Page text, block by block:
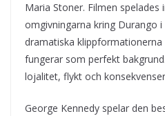
Maria Stoner. Filmen spelades
omgivningarna kring Durango i
dramatiska
fungerar som perfekt
lojalitet, flykt och
George Kennedy spelar den